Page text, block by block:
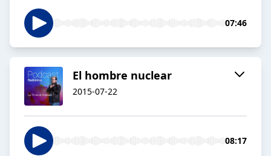
07:46
El hombre nuclear
2015-07-22
08:17